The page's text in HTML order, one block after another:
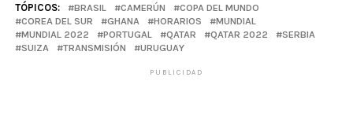
TÓPICOS: BRASIL CAMERÚN
COPA DEL MUNDO
COREA DEL SUR
GHANA HORARIOS
MUNDIAL
MUNDIAL 2022
PORTUGAL QATAR QATAR 2022
SERBIA
SUIZA
TRANSMISIÓN URUGUAY
PUBLICIDAD